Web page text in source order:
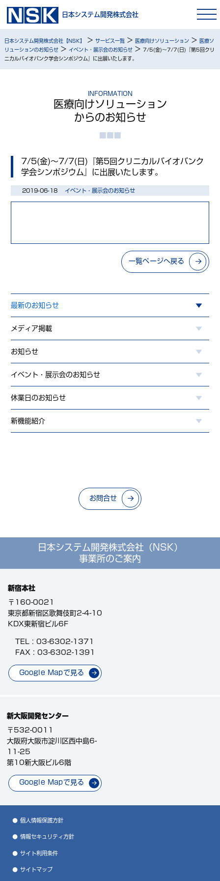
日本システム開発株式会社
日本システム開発株式会社【NSK】 > サービス一覧> 医療向けソリューション>
医療ソ
リューションのお知らせ> イベント・展示会のお知らせ> 7/5(金)～7/7(日)『第5回クリ
ニカルバイオバンク学会シンポジウム』に出展いたします。
INFORMATION
医療向けソリューション
からのお知らせ
最新のお知らせ
メディア掲載
お知らせ
イベント・展示会のお知らせ
休業日のお知らせ
新機能紹介
7/5(金)～7/7(日)『第5回クリニカルバイオバンク
学会シンポジウム』に出展いたします。
2019-06-18 イベント・展示会のお知らせ
一覧ページへ戻る
お問合せ
日本システム開発株式会社（NSK）
事業所のご案内
新宿本社
〒160-0021
東京都新宿区歌舞伎町2-4-10
KDX東新宿ビル6F
TEL : 03-6302-1371
FAX : 03-6302-1391
Google Mapで見る
新大阪開発センター
〒532-0011
大阪府大阪市淀川区西中島6-
11-25
第10新大阪ビル6階
Google Mapで見る
個人情報保護方針
情報セキュリティ方針
サイト利用条件
サイトマップ